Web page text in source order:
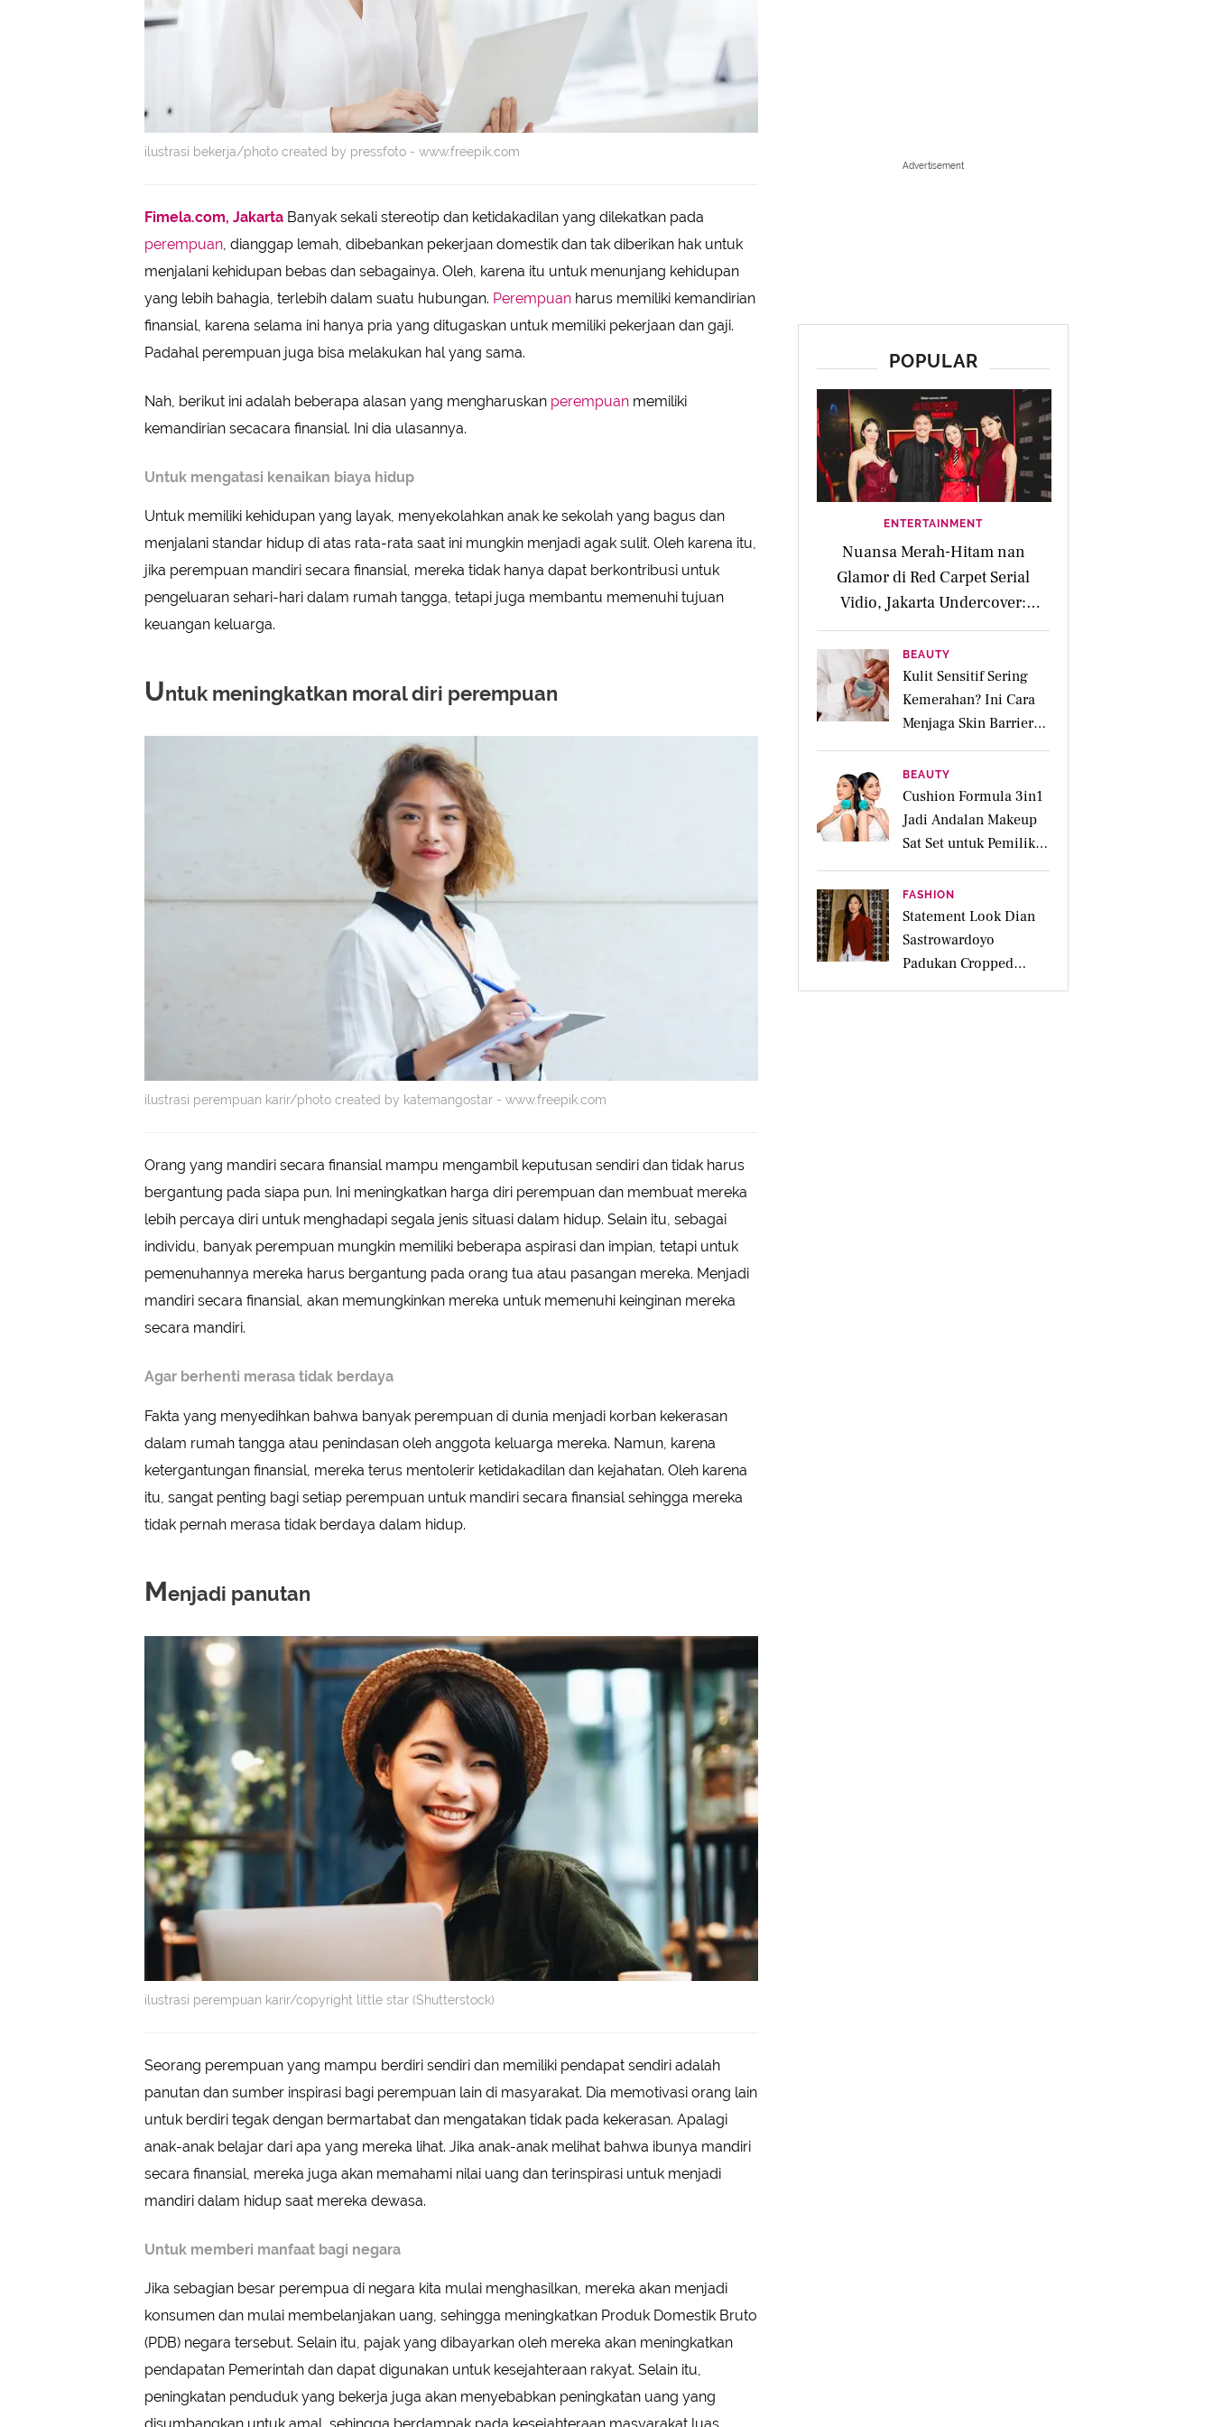
ilustrasi bekerja/photo created by pressfoto - www.freepik.com
Fimela.com, Jakarta Banyak sekali stereotip dan ketidakadilan yang dilekatkan pada
perempuan , dianggap lemah, dibebankan pekerjaan domestik dan tak diberikan hak untuk
menjalani kehidupan bebas dan sebagainya. Oleh, karena itu untuk menunjang kehidupan
yang lebih bahagia, terlebih dalam suatu hubungan. Perempuan harus memiliki kemandirian
finansial, karena selama ini hanya pria yang ditugaskan untuk memiliki pekerjaan dan gaji.
Padahal perempuan juga bisa melakukan hal yang sama.
Nah, berikut ini adalah beberapa alasan yang mengharuskan perempuan memiliki
kemandirian secacara finansial. Ini dia ulasannya.
Untuk mengatasi kenaikan biaya hidup
Untuk memiliki kehidupan yang layak, menyekolahkan anak ke sekolah yang bagus dan
menjalani standar hidup di atas rata-rata saat ini mungkin menjadi agak sulit. Oleh karena itu,
jika perempuan mandiri secara finansial, mereka tidak hanya dapat berkontribusi untuk
pengeluaran sehari-hari dalam rumah tangga, tetapi juga membantu memenuhi tujuan
keuangan keluarga.
Untuk meningkatkan moral diri perempuan
ilustrasi perempuan karir/photo created by katemangostar - www.freepik.com
Orang yang mandiri secara finansial mampu mengambil keputusan sendiri dan tidak harus
bergantung pada siapa pun. Ini meningkatkan harga diri perempuan dan membuat mereka
lebih percaya diri untuk menghadapi segala jenis situasi dalam hidup. Selain itu, sebagai
individu, banyak perempuan mungkin memiliki beberapa aspirasi dan impian, tetapi untuk
pemenuhannya mereka harus bergantung pada orang tua atau pasangan mereka. Menjadi
mandiri secara finansial, akan memungkinkan mereka untuk memenuhi keinginan mereka
secara mandiri.
Agar berhenti merasa tidak berdaya
Fakta yang menyedihkan bahwa banyak perempuan di dunia menjadi korban kekerasan
dalam rumah tangga atau penindasan oleh anggota keluarga mereka. Namun, karena
ketergantungan finansial, mereka terus mentolerir ketidakadilan dan kejahatan. Oleh karena
itu, sangat penting bagi setiap perempuan untuk mandiri secara finansial sehingga mereka
tidak pernah merasa tidak berdaya dalam hidup.
Menjadi panutan
ilustrasi perempuan karir/copyright little star (Shutterstock)
Seorang perempuan yang mampu berdiri sendiri dan memiliki pendapat sendiri adalah
panutan dan sumber inspirasi bagi perempuan lain di masyarakat. Dia memotivasi orang lain
untuk berdiri tegak dengan bermartabat dan mengatakan tidak pada kekerasan. Apalagi
anak-anak belajar dari apa yang mereka lihat. Jika anak-anak melihat bahwa ibunya mandiri
secara finansial, mereka juga akan memahami nilai uang dan terinspirasi untuk menjadi
mandiri dalam hidup saat mereka dewasa.
Untuk memberi manfaat bagi negara
Jika sebagian besar perempua di negara kita mulai menghasilkan, mereka akan menjadi
konsumen dan mulai membelanjakan uang, sehingga meningkatkan Produk Domestik Bruto
(PDB) negara tersebut. Selain itu, pajak yang dibayarkan oleh mereka akan meningkatkan
pendapatan Pemerintah dan dapat digunakan untuk kesejahteraan rakyat. Selain itu,
peningkatan penduduk yang bekerja juga akan menyebabkan peningkatan uang yang
Advertisement
POPULAR
ENTERTAINMENT
Nuansa Merah-Hitam nan
Glamor di Red Carpet Serial
Vidio, Jakarta Undercover:
Members Only
BEAUTY
Kulit Sensitif Sering
Kemerahan? Ini Cara
Menjaga Skin Barrier
agar Tetap Tenang
BEAUTY
Cushion Formula 3in1
Jadi Andalan Makeup
Sat Set untuk Pemilik
Kulit Acne Prone
FASHION
Statement Look Dian
Sastrowardoyo
Padukan Cropped
Beskap dan Ripped